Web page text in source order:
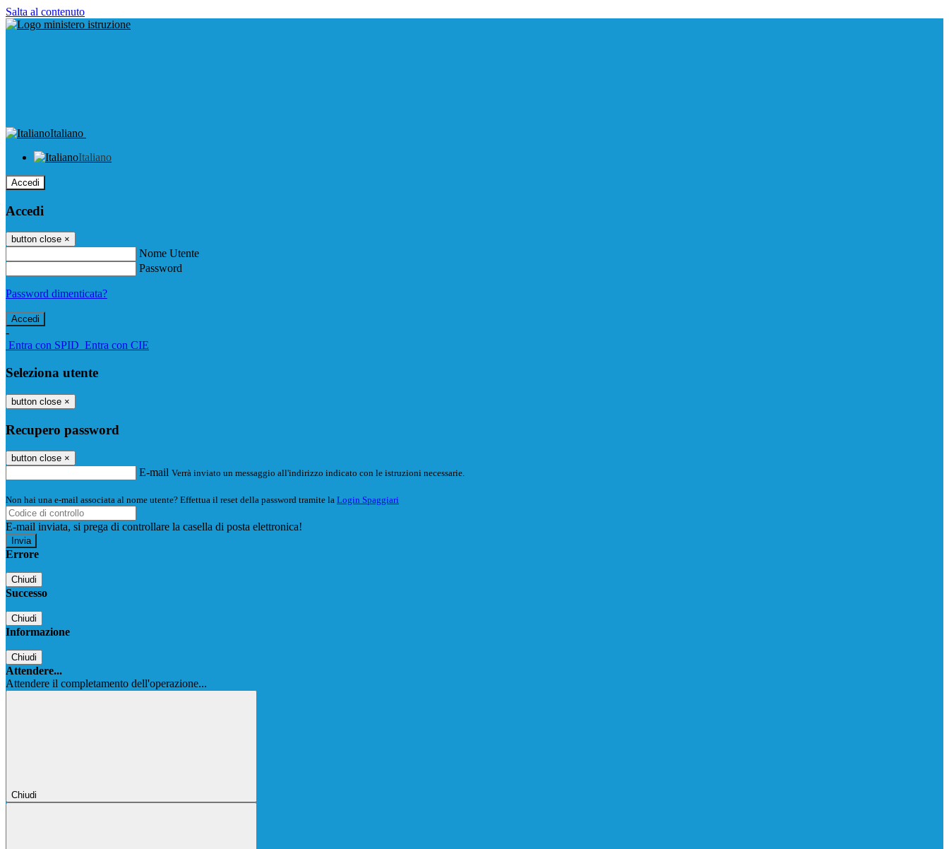
Salta al contenuto
Italiano
Italiano
Accedi
Accedi
button close ×
Nome Utente
Password
Password dimenticata?
-
Entra con SPID Entra con CIE
Seleziona utente
button close ×
Recupero password
button close ×
E-mail Verrà inviato un messaggio all'indirizzo indicato con le istruzioni necessarie.
Non hai una e-mail associata al nome utente? Effettua il reset della password tramite la Login Spaggiari
E-mail inviata, si prega di controllare la casella di posta elettronica!
Errore
Chiudi
Successo
Chiudi
Informazione
Chiudi
Attendere...
Attendere il completamento dell'operazione...
Chiudi